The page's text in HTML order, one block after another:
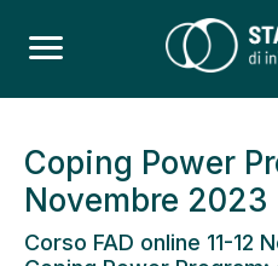
Coping Power
Novembre 2023
Corso FAD online 11-12